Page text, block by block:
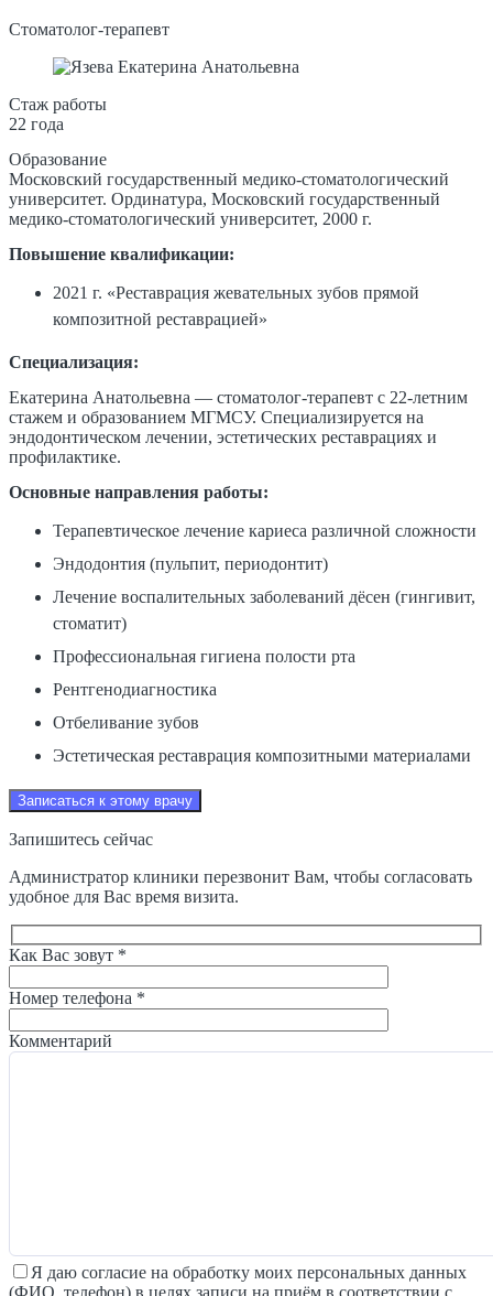
Стоматолог-терапевт
Стаж работы
22 года
Образование
Московский государственный медико-стоматологический
университет. Ординатура, Московский государственный
медико-стоматологический университет, 2000 г.
Повышение квалификации:
2021 г. «Реставрация жевательных зубов прямой
композитной реставрацией»
Специализация:
Екатерина Анатольевна — стоматолог-терапевт с 22-летним
стажем и образованием МГМСУ. Специализируется на
эндодонтическом лечении, эстетических реставрациях и
профилактике.
Основные направления работы:
Терапевтическое лечение кариеса различной сложности
Эндодонтия (пульпит, периодонтит)
Лечение воспалительных заболеваний дёсен (гингивит,
стоматит)
Профессиональная гигиена полости рта
Рентгенодиагностика
Отбеливание зубов
Эстетическая реставрация композитными материалами
Записаться к этому врачу
Запишитесь сейчас
Администратор клиники перезвонит Вам, чтобы согласовать
удобное для Вас время визита.
Как Вас зовут *
Номер телефона *
Комментарий
Я даю согласие на обработку моих персональных данных
(ФИО, телефон) в целях записи на приём в соответствии с